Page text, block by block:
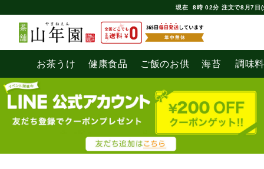
現在 8時 02分 注文で8月7日
お茶うけ 健康食品 ご飯のお供 海苔 調味